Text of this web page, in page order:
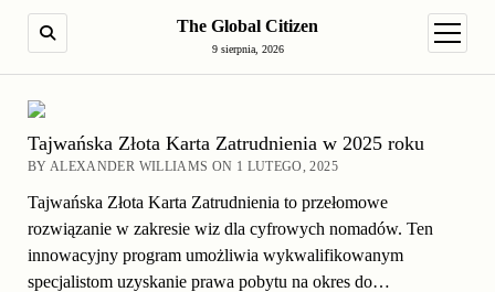
The Global Citizen
9 sierpnia, 2026
open
Tajwańska Złota Karta Zatrudnienia w 2025 roku
BY ALEXANDER WILLIAMS ON 1 LUTEGO, 2025
Tajwańska Złota Karta Zatrudnienia to przełomowe
rozwiązanie w zakresie wiz dla cyfrowych nomadów. Ten
innowacyjny program umożliwia wykwalifikowanym
specjalistom uzyskanie prawa pobytu na okres do…